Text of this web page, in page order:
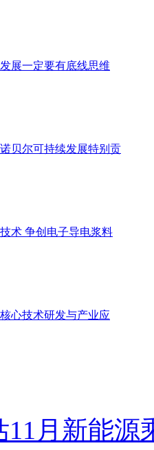
展一定要有底线思维
贝尔可持续发展特别贡
术 争创电子导电浆料
心技术研发与产业应
11月新能源